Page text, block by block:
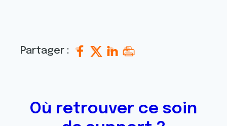
Partager :
Où retrouver ce soin